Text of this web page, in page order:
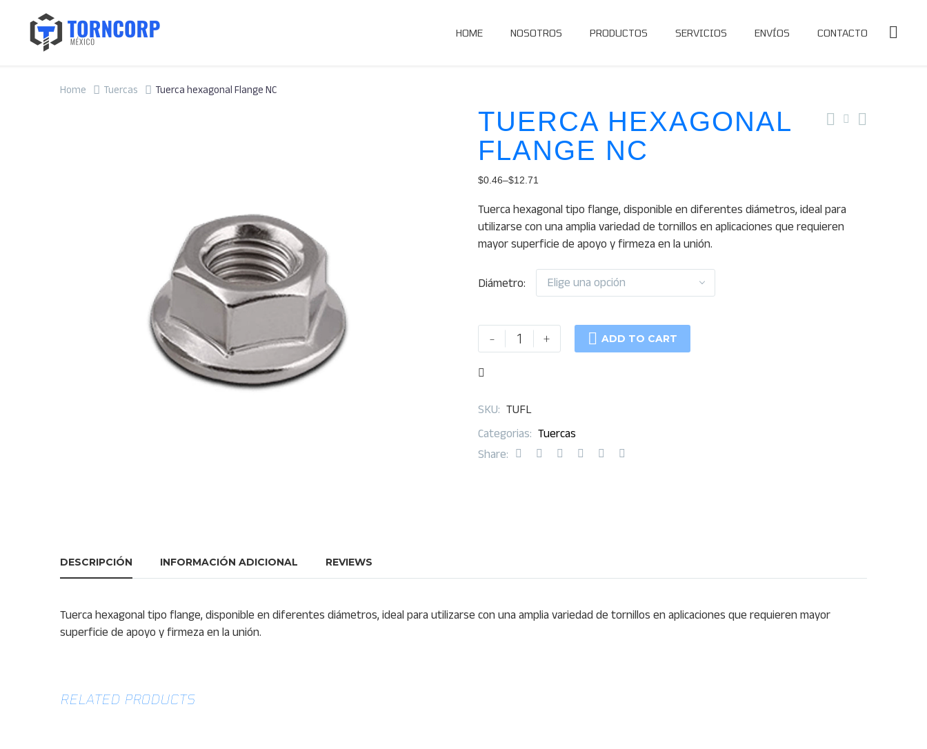
HOME NOSOTROS PRODUCTOS SERVICIOS ENVÍOS CONTACTO
Home Tuercas Tuerca hexagonal Flange NC
TUERCA HEXAGONAL
FLANGE NC
$0.46–$12.71
Tuerca hexagonal tipo flange, disponible en diferentes diámetros, ideal para
utilizarse con una amplia variedad de tornillos en aplicaciones que requieren
mayor superficie de apoyo y firmeza en la unión.
Diámetro Elige una opción
-
Tuerca
hexagonal
Flange
+  ADD TO CART
SKU: TUFL
Categorias: Tuercas
Share:
DESCRIPCIÓN INFORMACIÓN ADICIONAL REVIEWS
Tuerca hexagonal tipo flange, disponible en diferentes diámetros, ideal para utilizarse con una amplia variedad de tornillos en aplicaciones que requieren mayor
superficie de apoyo y firmeza en la unión.
RELATED PRODUCTS